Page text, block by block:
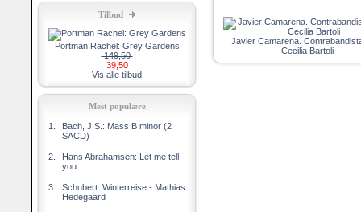
Tilbud
Portman Rachel: Grey Gardens
149,50
39,50
Vis alle tilbud
Mest populære
1.
Bach, J.S.: Mass B minor (2
SACD)
2.
Hans Abrahamsen: Let me tell
you
3.
Schubert: Winterreise - Mathias
Hedegaard
Javier Camarena.
Cecilia Bartoli